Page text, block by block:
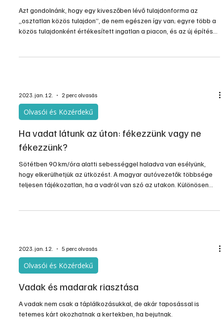
Azt gondolnánk, hogy egy kiveszőben lévő tulajdonforma az
„osztatlan közös tulajdon”, de nem egészen így van; egyre több a
közös tulajdonként értékesített ingatlan a piacon, és az új építésű
2023. jan. 12. 2 perc olvasás
Olvasói és Közérdekű
Ha vadat látunk az úton: fékezzünk vagy ne
fékezzünk?
Sötétben 90 km/óra alatti sebességgel haladva van esélyünk,
hogy elkerülhetjük az ütközést. A magyar autóvezetők többsége
teljesen tájékozatlan, ha a vadról van szó az utakon. Különösen
2023. jan. 12. 5 perc olvasás
Olvasói és Közérdekű
Vadak és madarak riasztása
A vadak nem csak a táplálkozásukkal, de akár taposással is
tetemes kárt okozhatnak a kertekben, ha bejutnak.